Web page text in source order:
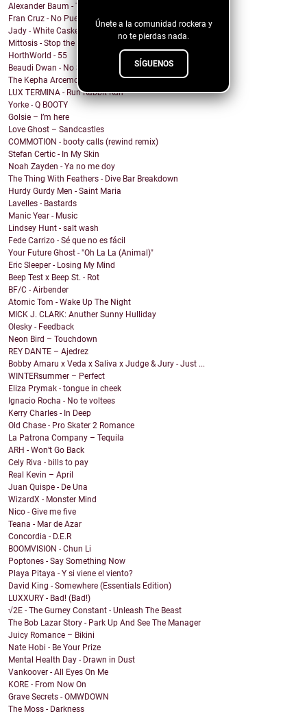
Únete a la comunidad rockera y
no te pierdas nada.
SÍGUENOS
Alexander Baum - Träume
Fran Cruz - No Puedo
Jady - White Casket
Mittosis - Stop the questions
HorthWorld - 55
Beaudi Dwan - No Sense To Me
The Kepha Arcemont Experiment - Southern Boy
LUX TERMINA - Run Rabbit Run
Yorke - Q BOOTY
Golsie – I’m here
Love Ghost – Sandcastles
COMMOTION - booty calls (rewind remix)
Stefan Certic - In My Skin
Noah Zayden - Ya no me doy
The Thing With Feathers - Dive Bar Breakdown
Hurdy Gurdy Men - Saint Maria
Lavelles - Bastards
Manic Year - Music
Lindsey Hunt - salt wash
Fede Carrizo - Sé que no es fácil
Your Future Ghost - "Oh La La (Animal)"
Eric Sleeper - Losing My Mind
Beep Test x Beep St. - Rot
BF/C - Airbender
Atomic Tom - Wake Up The Night
MICK J. CLARK: Anuther Sunny Hulliday
Olesky - Feedback
Neon Bird – Touchdown
REY DANTE – Ajedrez
Bobby Amaru x Veda x Saliva x Judge & Jury - Just ...
WINTERsummer – Perfect
Eliza Prymak - tongue in cheek
Ignacio Rocha - No te voltees
Kerry Charles - In Deep
Old Chase - Pro Skater 2 Romance
La Patrona Company – Tequila
ARH - Won’t Go Back
Cely Riva - bills to pay
Real Kevin – April
Juan Quispe - De Una
WizardX - Monster Mind
Nico - Give me five
Teana - Mar de Azar
Concordia - D.E.R
BOOMVISION - Chun Li
Poptones - Say Something Now
Playa Pitaya - Y si viene el viento?
David King - Somewhere (Essentials Edition)
LUXXURY - Bad! (Bad!)
√2E - The Gurney Constant - Unleash The Beast
The Bob Lazar Story - Park Up And See The Manager
Juicy Romance – Bikini
Nate Hobi - Be Your Prize
Mental Health Day - Drawn in Dust
Vankoover - All Eyes On Me
KORE - From Now On
Grave Secrets - OMWDOWN
The Moss - Darkness